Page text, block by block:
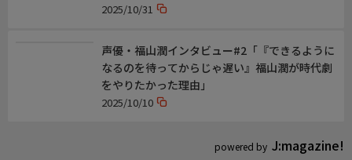
powered by J:magazine!
2025/10/31
声優・福山潤インタビュー#2「『できるように
なるのを待ってからじゃ遅い』福山潤が時代劇
をやりたかった理由」
2025/10/10